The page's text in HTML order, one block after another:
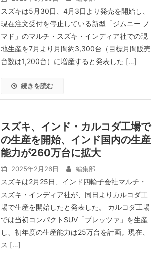
スズキは5月30日、4月3日より発売を開始し、
現在注文受付を停止している新型「ジムニー ノ
マド」のマルチ・スズキ・インディア社での現
地生産を7月より月間約3,300台（目標月間販売
台数は1,200台）に増産すると発表した […]
続きを読む
スズキ、インド・カルコダ工場で
の生産を開始、インド国内の生産
能力が260万台に拡大
2025年2月26日 編集部
スズキは2月25日、インド四輪子会社マルチ・
スズキ・インディア社が、同日よりカルコダ工
場で生産を開始したと発表した。 カルコダ工場
では当初コンパクトSUV「ブレッツァ」を生産
し、初年度の生産能力は25万台を計画。現在、
ス […]